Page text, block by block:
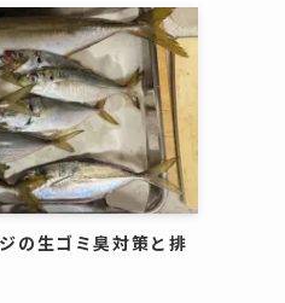
の生ゴミ臭対策と排